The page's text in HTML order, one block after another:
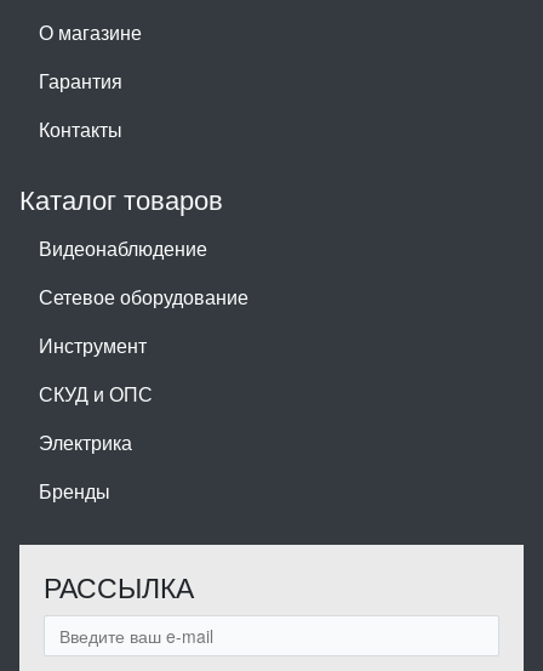
О магазине
Гарантия
Контакты
Каталог товаров
Видеонаблюдение
Сетевое оборудование
Инструмент
СКУД и ОПС
Электрика
Бренды
РАССЫЛКА